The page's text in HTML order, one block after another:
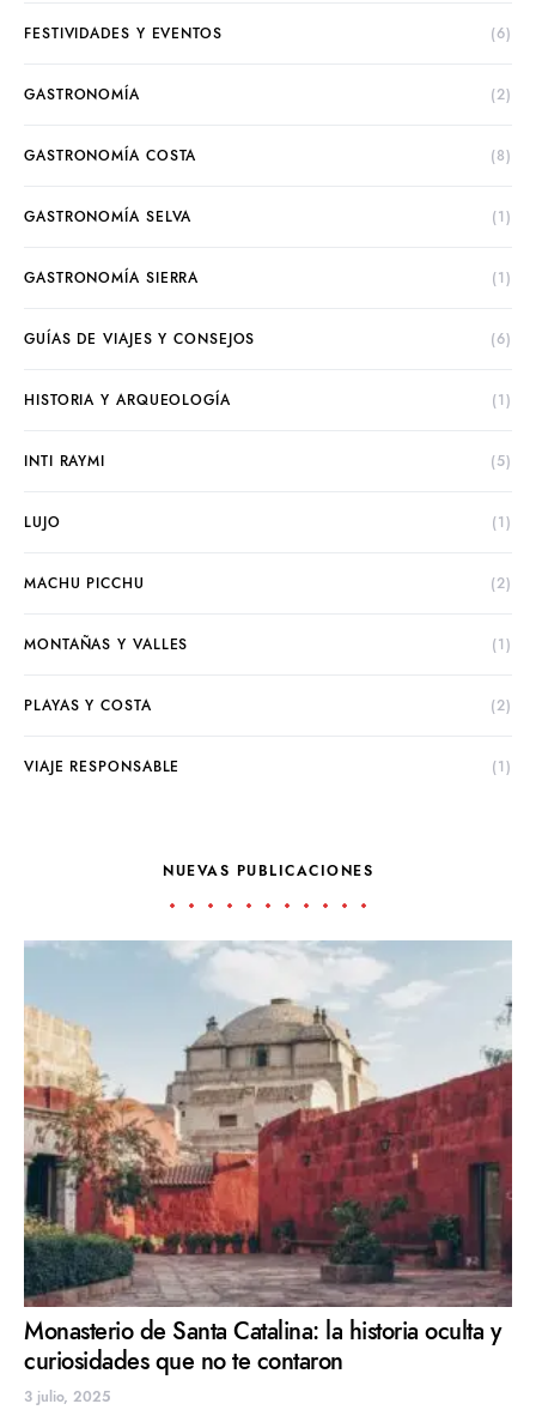
FESTIVIDADES Y EVENTOS (6)
GASTRONOMÍA (2)
GASTRONOMÍA COSTA (8)
GASTRONOMÍA SELVA (1)
GASTRONOMÍA SIERRA (1)
GUÍAS DE VIAJES Y CONSEJOS (6)
HISTORIA Y ARQUEOLOGÍA (1)
INTI RAYMI (5)
LUJO (1)
MACHU PICCHU (2)
MONTAÑAS Y VALLES (1)
PLAYAS Y COSTA (2)
VIAJE RESPONSABLE (1)
NUEVAS PUBLICACIONES
Monasterio de Santa Catalina: la historia oculta y
curiosidades que no te contaron
3 julio, 2025